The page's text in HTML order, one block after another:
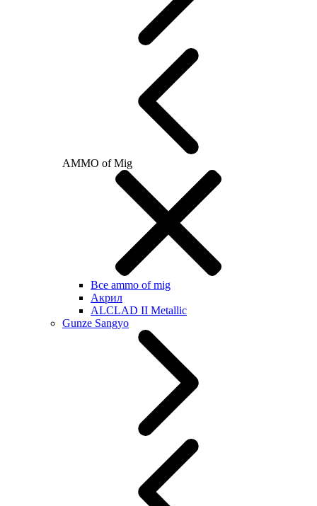
AMMO of Mig
Все ammo of mig
Акрил
ALCLAD II Metallic
Gunze Sangyo